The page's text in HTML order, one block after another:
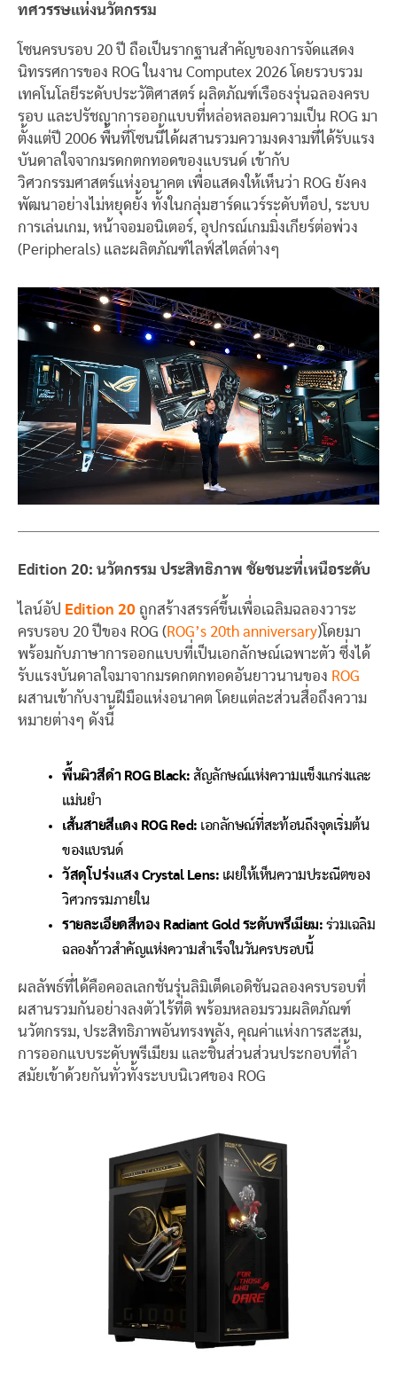
ทศวรรษแห่งนวัตกรรม
โซนครบรอบ 20 ปี ถือเป็นรากฐานสำคัญของการจัดแสดง
นิทรรศการของ ROG ในงาน Computex 2026 โดยรวบรวม
เทคโนโลยีระดับประวัติศาสตร์ ผลิตภัณฑ์เรือธงรุ่นฉลองครบ
รอบ และปรัชญาการออกแบบที่หล่อหลอมความเป็น ROG มา
ตั้งแต่ปี 2006 พื้นที่โซนนี้ได้ผสานรวมความงดงามที่ได้รับแรง
บันดาลใจจากมรดกตกทอดของแบรนด์ เข้ากับ
วิศวกรรมศาสตร์แห่งอนาคต เพื่อแสดงให้เห็นว่า ROG ยังคง
พัฒนาอย่างไม่หยุดยั้ง ทั้งในกลุ่มฮาร์ดแวร์ระดับท็อป, ระบบ
การเล่นเกม, หน้าจอมอนิเตอร์, อุปกรณ์เกมมิ่งเกียร์ต่อพ่วง
(Peripherals) และผลิตภัณฑ์ไลฟ์สไตล์ต่างๆ
Edition 20: นวัตกรรม ประสิทธิภาพ ชัยชนะที่เหนือระดับ
ไลน์อัป Edition 20 ถูกสร้างสรรค์ขึ้นเพื่อเฉลิมฉลองวาระ
ครบรอบ 20 ปีของ ROG ( ROG’s 20th anniversary)โดยมา
พร้อมกับภาษาการออกแบบที่เป็นเอกลักษณ์เฉพาะตัว ซึ่งได้
รับแรงบันดาลใจมาจากมรดกตกทอดอันยาวนานของ ROG
ผสานเข้ากับงานฝีมือแห่งอนาคต โดยแต่ละส่วนสื่อถึงความ
หมายต่างๆ ดังนี้
พื้นผิวสีดำ ROG Black: สัญลักษณ์แห่งความแข็งแกร่งและ
แม่นยำ
เส้นสายสีแดง ROG Red: เอกลักษณ์ที่สะท้อนถึงจุดเริ่มต้น
ของแบรนด์
วัสดุโปร่งแสง Crystal Lens: เผยให้เห็นความประณีตของ
วิศวกรรมภายใน
รายละเอียดสีทอง Radiant Gold ระดับพรีเมียม: ร่วมเฉลิม
ฉลองก้าวสำคัญแห่งความสำเร็จในวันครบรอบนี้
ผลลัพธ์ที่ได้คือคอลเลกชันรุ่นลิมิเต็ดเอดิชันฉลองครบรอบที่
ผสานรวมกันอย่างลงตัวไร้ที่ติ พร้อมหลอมรวมผลิตภัณฑ์
นวัตกรรม, ประสิทธิภาพอันทรงพลัง, คุณค่าแห่งการสะสม,
การออกแบบระดับพรีเมียม และชิ้นส่วนส่วนประกอบที่ล้ำ
สมัยเข้าด้วยกันทั่วทั้งระบบนิเวศของ ROG